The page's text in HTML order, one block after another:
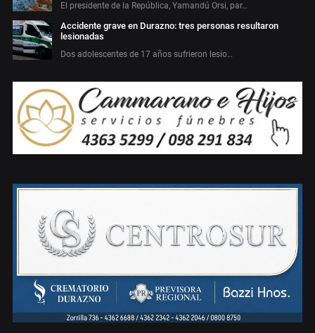
El presidente de la República, Yamandú Orsi, par…
Accidente grave en Durazno: tres personas resultaron
lesionadas
Dos adolescentes de 17 años sufrieron lesio…